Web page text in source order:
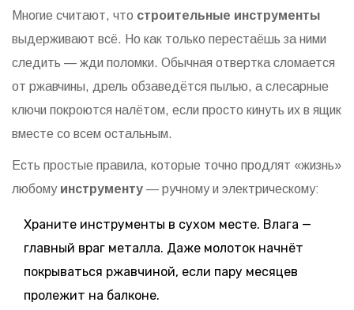
Многие считают, что строительные инструменты
выдерживают всё. Но как только перестаёшь за ними
следить — жди поломки. Обычная отвертка сломается
от ржавчины, дрель обзаведётся пылью, а слесарные
ключи покроются налётом, если просто кинуть их в ящик
вместе со всем остальным.
Есть простые правила, которые точно продлят «жизнь»
любому инструменту — ручному и электрическому:
Храните инструменты в сухом месте. Влага —
главный враг металла. Даже молоток начнёт
покрываться ржавчиной, если пару месяцев
пролежит на балконе.